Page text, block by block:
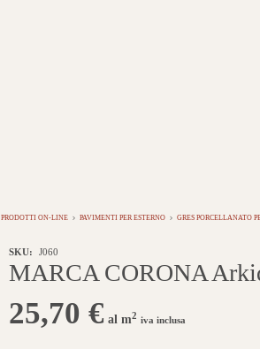
PRODOTTI ON-LINE PAVIMENTI PER ESTERNO GRES PORCELLANATO
SKU: J060
MARCA CORONA
25,70 € al m2 iva inclusa